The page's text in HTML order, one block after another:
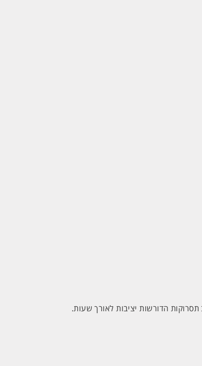
הדורשות יציבות לאורך שעות.